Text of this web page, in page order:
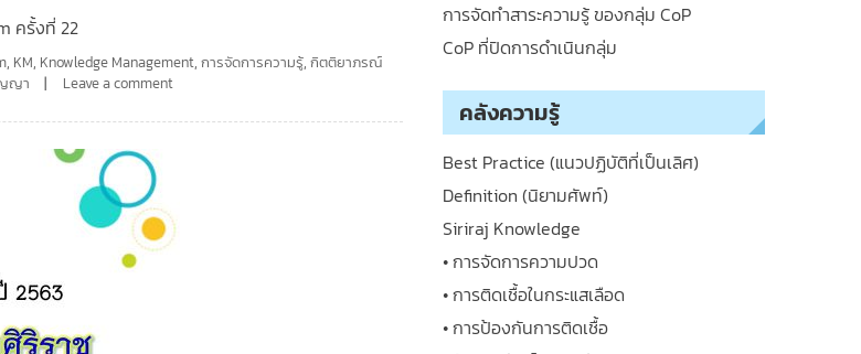
ครั้งที่ 22
, KM, Knowledge Management,การจัดการความรู้,กิตติยาภรณ์
ญา Leave a comment
การจัดทำสาระความรู้ ของกลุ่ม CoP
CoP ที่ปิดการดำเนินกลุ่ม
คลังความรู้
Best Practice (แนวปฏิบัติที่เป็นเลิศ)
Definition (นิยามศัพท์)
Siriraj Knowledge
• การจัดการความปวด
• การติดเชื้อในกระแสเลือด
• การป้องกันการติดเชื้อ